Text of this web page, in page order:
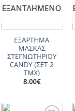
ΕΞΑΝΤΛΗΜΈΝΟ
ΕΞΑΡΤΗΜΑ
ΜΑΣΚΑΣ
ΣΤΕΓΝΩΤΗΡΙΟΥ
CANDY (ΣΕΤ 2
ΤΜΧ)
8.00€